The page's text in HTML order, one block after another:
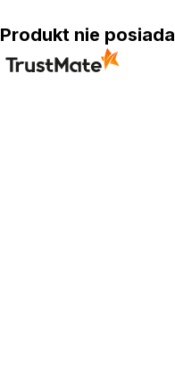
Produkt nie